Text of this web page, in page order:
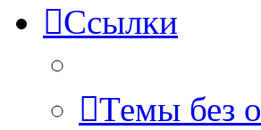
Ссылки
Темы без